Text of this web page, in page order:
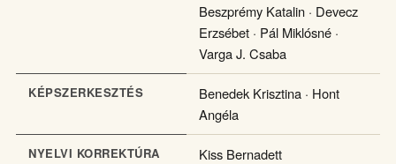
Beszprémy Katalin · Devecz
Erzsébet · Pál Miklósné ·
Varga J. Csaba
KÉPSZERKESZTÉS
Benedek Krisztina · Hont
Angéla
NYELVI KORREKTÚRA Kiss Bernadett